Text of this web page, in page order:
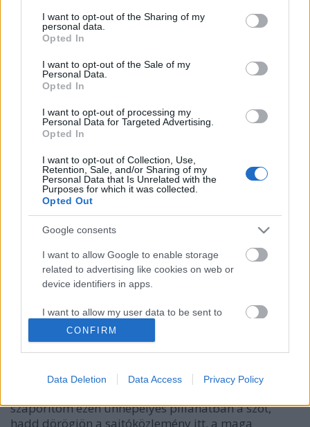
not limited to your visit or usage behaviour. You may click to
grant or deny consent to Google and its third-party tags to
use your data for below specified purposes in below Google
consent section.
I want to opt-out of the Sharing of my
personal data.
Opted In
I want to opt-out of the Sale of my
Personal Data.
Opted In
I want to opt-out of processing my
Personal Data for Targeted Advertising.
Opted In
I want to opt-out of Collection, Use,
Retention, Sale, and/or Sharing of my
Personal Data that Is Unrelated with the
Purposes for which it was collected.
Opted Out
Google consents
I want to allow Google to enable storage
related to advertising like cookies on web or
device identifiers in apps.
I want to allow my user data to be sent to
Google for online advertising purposes.
I want to allow Google to send me
related to analytics like cookies on web or
CONFIRM
Data Deletion Data Access Privacy Policy
érdekes előadásokat és beszélgetéseket követhettek
végig, akik jelen voltak. Hanem a helyszín és a
IndexTools: egyes vezetőink az USA-
ban folytathatják
hírbehozó•2008. április 15.
Amikor bejelentette a Yahoo, hogy felvásárolja a
magyar IndexTools céget, megkerestem az
érintetteket. Mostanra válaszolt is Szőke Márton, az
IndexTools alapító-vezérigazgatója néhány
kérdésemre. Bár a válaszok többsége érthető
okokból meglehetősen diplomatikus, azért most…
A Yahoo felvásárolta a magyar
IndexTools analitikai üzletágát
2008. április 09.
érintő magyar nyelvű sajtóközleményt. Az apropó
szaporítom ezen ünnepélyes pillanatban a szót,
hadd dörögjön a sajtóközlemény itt, a maga